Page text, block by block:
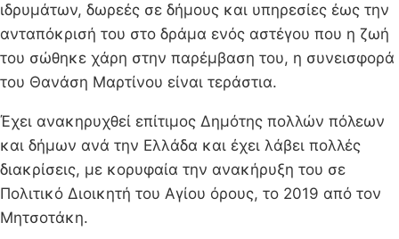
ιδρυμάτων, δωρεές σε δήμους και υπηρεσίες έως την
ανταπόκρισή του στο δράμα ενός αστέγου που η ζωή
του σώθηκε χάρη στην παρέμβαση του, η συνεισφορά
του Θανάση Μαρτίνου είναι τεράστια.
Έχει ανακηρυχθεί επίτιμος Δημότης πολλών πόλεων
και δήμων ανά την Ελλάδα και έχει λάβει πολλές
διακρίσεις, με κορυφαία την ανακήρυξη του σε
Πολιτικό Διοικητή του Αγίου όρους, το 2019 από τον
Μητσοτάκη.